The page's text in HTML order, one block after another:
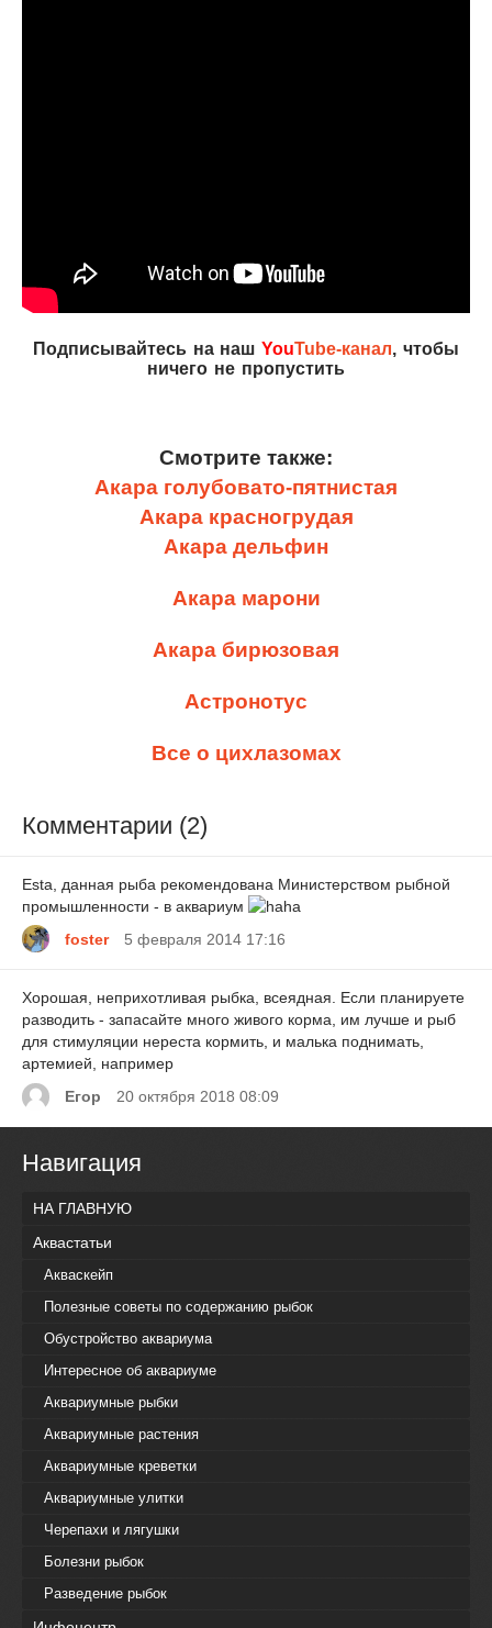
Подписывайтесь на наш YouTube-канал, чтобы
ничего не пропустить
Смотрите также:
Акара голубовато-пятнистая
Акара красногрудая
Акара дельфин
Акара марони
Акара бирюзовая
Астронотус
Все о цихлазомах
Комментарии (2)
Esta, данная рыба рекомендована Министерством рыбной
промышленности - в аквариум
foster
5 февраля 2014 17:16
Хорошая, неприхотливая рыбка, всеядная. Если планируете
разводить - запасайте много живого корма, им лучше и рыб
для стимуляции нереста кормить, и малька поднимать,
артемией, например
Егор
20 октября 2018 08:09
Навигация
НА ГЛАВНУЮ
Аквастатьи
Акваскейп
Полезные советы по содержанию рыбок
Обустройство аквариума
Интересное об аквариуме
Аквариумные рыбки
Аквариумные растения
Аквариумные креветки
Аквариумные улитки
Черепахи и лягушки
Болезни рыбок
Разведение рыбок